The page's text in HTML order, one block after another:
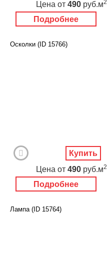
Подробнее
Цена от 490 руб.м2
Осколки (ID 15766)
Подробнее
Цена от 490 руб.м2
Купить
Лампа (ID 15764)